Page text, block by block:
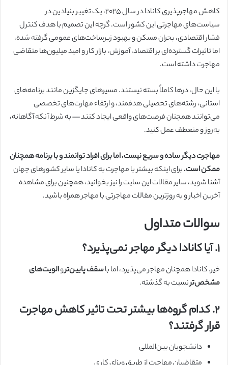
کاهش مهاجرپذیری کانادا در سال ۲۰۲۵، یک تغییر بنیادین در
سیاست‌های مهاجرتی این کشور است. گرچه این تصمیم با هدف کنترل
فشار اقتصادی، بحران مسکن و بهبود زیرساخت‌های عمومی گرفته شده،
اما تاثیرات گسترده‌ای بر اقتصاد، آموزش، بازار کار و امید میلیون‌ها متقاضی
مهاجرت داشته است.
با این حال، درها کاملاً بسته نیستند. مسیرهای جایگزین مانند برنامه‌های
استانی، رشته‌های تحصیلی هدفمند، و ارتقاء مهارت‌های تخصصی
می‌توانند همچنان فرصت‌های واقعی ایجاد کنند — به شرط آنکه آگاهانه،
به‌روز و منعطف عمل کنید.
مهاجرت دیگر ساده و سریع نیست، اما برای افراد توانمند و با برنامه همچنان
ممکن است.برای اینکه بیشتر با مهاجرت به کانادا یا سایر کشورهای جهان
آشنا شوید، سایر مقالات این سایت را نیز بخوانید، همچنین برای مشاهده
آخرین اخبار و به روزترین مقالات مهاجرتی با مهاجر همراه باشید.
سوالات متداول
۱. آیا کانادا دیگر مهاجر نمی‌پذیرد؟
خیر. کانادا همچنان مهاجر می‌پذیرد، اما باسقف پایین‌تروالویت‌های
مشخص‌ترنسبت به گذشته.
۲. کدام گروه‌ها بیشتر تحت تاثیر کاهش مهاجرت
قرار گرفتند؟
دانشجویان بین‌المللی